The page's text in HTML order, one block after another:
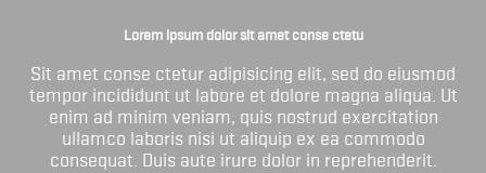
Lorem ipsum dolor sit amet conse ctetu
Sit amet conse ctetur adipisicing elit, sed do eiusmod
tempor incididunt ut labore et dolore magna aliqua. Ut
enim ad minim veniam, quis nostrud exercitation
ullamco laboris nisi ut aliquip ex ea commodo
consequat. Duis aute irure dolor in reprehenderit.